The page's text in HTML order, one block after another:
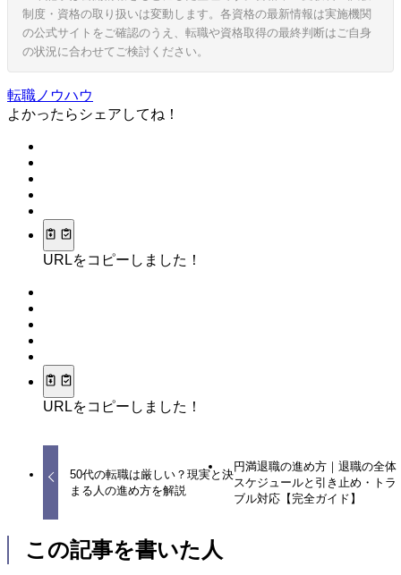
制度・資格の取り扱いは変動します。各資格の最新情報は実施機関
の公式サイトをご確認のうえ、転職や資格取得の最終判断はご自身
の状況に合わせてご検討ください。
転職ノウハウ
よかったらシェアしてね！
URLをコピーしました！
URLをコピーしました！
50代の転職は厳しい？現実と決
まる人の進め方を解説
円満退職の進め方｜退職の全体
スケジュールと引き止め・トラ
ブル対応【完全ガイド】
この記事を書いた人